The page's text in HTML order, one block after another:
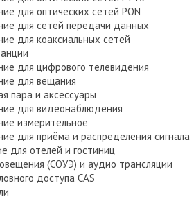
для оптических сетей PON
для сетей передачи данных
для коаксиальных сетей
для цифрового телевидения
для вещания
пара и аксессуары
для видеонаблюдения
измерительное
для приёма и распределения сигнала
для отелей и гостиниц
(СОУЭ) и аудио трансляции
доступа CAS